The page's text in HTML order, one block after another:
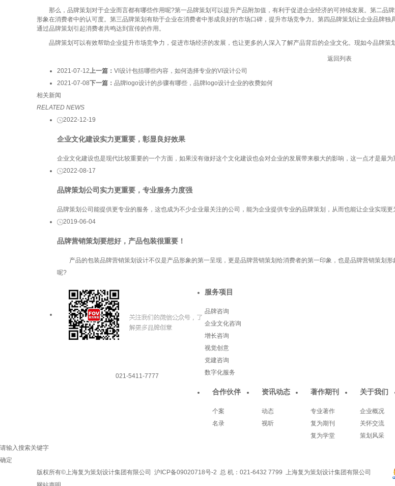
那么，品牌策划对于企业而言都有哪些作用呢?第一品牌策划可以提升产品附加值，有利于促进企业经济的可持续发展。第二品
形象在消费者中的认可度。第三品牌策划有助于企业在消费者中形成良好的市场口碑，提升市场竞争力。第四品牌策划让企业品牌
通过品牌策划引起消费者共鸣达到宣传的作用。
品牌策划可以有效帮助企业提升市场竞争力，促进市场经济的发展，也让更多的人深入了解产品背后的企业文化。现如今品牌策
返回列表
2021-07-12上一篇： VI设计包括哪些内容，如何选择专业的VI设计公司
2021-07-08下一篇： 品牌logo设计的步骤有哪些，品牌logo设计企业的收费如何
相关新闻
RELATED NEWS
2022-12-19
企业文化建设实力更重要，彰显良好效果
企业文化建设也是现代比较重要的一个方面，如果没有做好这个文化建设也会对企业的发展带来极大的影响，这一点才是最为
2022-08-17
品牌策划公司实力更重要，专业服务力度强
品牌策划公司能提供更专业的服务，这也成为不少企业最关注的公司，能为企业提供专业的品牌策划，从而也能让企业实现更
2019-06-04
品牌营销策划要想好，产品包装很重要！
产品的包装品牌营销策划设计不仅是产品形象的第一呈现，更是品牌营销策划给消费者的第一印象，也是品牌营销策划
呢?
021-5411-7777
服务项目
品牌咨询
企业文化咨询
增长咨询
视觉创意
党建咨询
数字化服务
合作伙伴
个案
名录
资讯动态
动态
视听
著作期刊
专业著作
复为期刊
复为学堂
关于我们
企业概况
关怀交流
策划风采
请输入搜索关键字
确定
版权所有©上海复为策划设计集团有限公司 沪ICP备09020718号-2 总 机：021-6432 7799 上海复为策划设计集团有限公司